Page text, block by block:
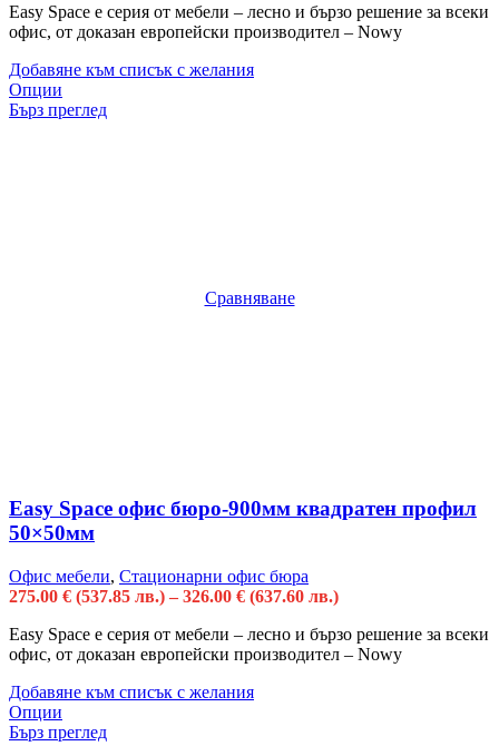
Easy Space е серия от мебели – лесно и бързо решение за всеки
офис, от доказан европейски производител – Nowy
Добавяне към списък с желания
Опции
Бърз преглед
Сравняване
Easy Space офис бюро-900мм квадратен профил
50×50мм
Офис мебели, Стационарни офис бюра
275.00 € (537.85 лв.) – 326.00 € (637.60 лв.)
Easy Space е серия от мебели – лесно и бързо решение за всеки
офис, от доказан европейски производител – Nowy
Добавяне към списък с желания
Опции
Бърз преглед